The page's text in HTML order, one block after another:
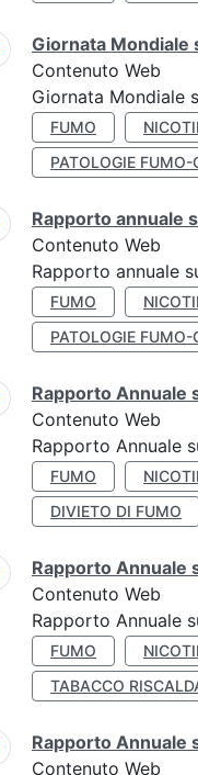
Giornata Mondiale
Contenuto Web
Giornata Mondiale
FUMO
PATOLOGIE FUMO-
Rapporto annuale
Contenuto Web
Rapporto annuale
FUMO
PATOLOGIE FUMO-
Rapporto Annuale
Contenuto Web
Rapporto Annuale
FUMO
DIVIETO DI FUMO
Rapporto Annuale
Contenuto Web
Rapporto Annuale
FUMO
TABACCO
Rapporto Annuale
Contenuto Web